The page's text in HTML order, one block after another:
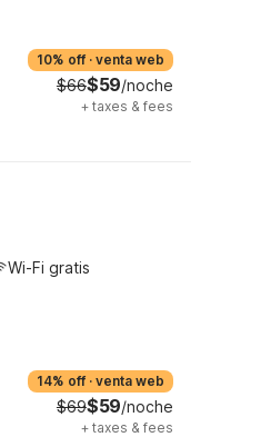
10% off · venta web
$66$59/noche
+ taxes & fees
Wi-Fi gratis
14% off · venta web
$69$59/noche
+ taxes & fees